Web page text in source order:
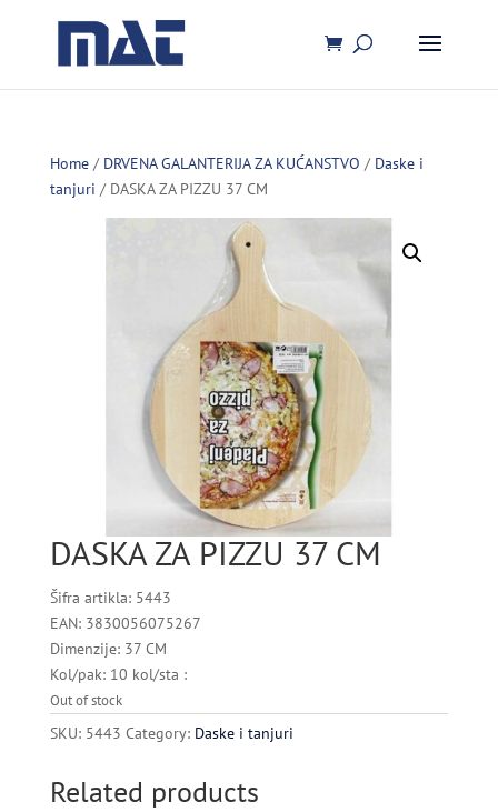
Home/ DRVENA GALANTERIJA ZA KUĆANSTVO / Daske i
tanjuri / DASKA ZA PIZZU 37 CM
DASKA ZA PIZZU 37 CM
Šifra artikla: 5443
EAN: 3830056075267
Dimenzije: 37 CM
Kol/pak: 10 kol/sta :
Out of stock
SKU: 5443 Category: Daske i tanjuri
Related products